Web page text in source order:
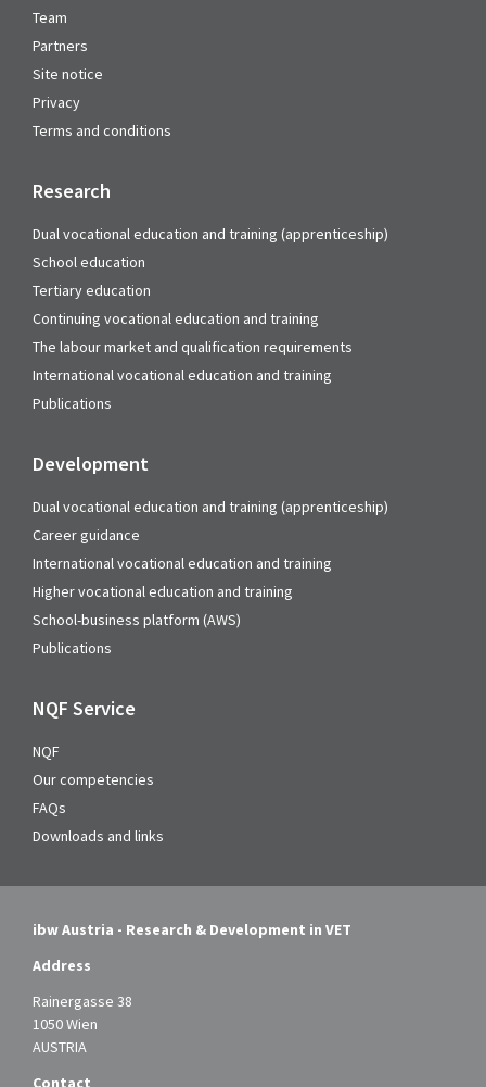
Team
Partners
Site notice
Privacy
Terms and conditions
Research
Dual vocational education and training (apprenticeship)
School education
Tertiary education
Continuing vocational education and training
The labour market and qualification requirements
International vocational education and training
Publications
Development
Dual vocational education and training (apprenticeship)
Career guidance
International vocational education and training
Higher vocational education and training
School-business platform (AWS)
Publications
NQF Service
NQF
Our competencies
FAQs
Downloads and links
ibw Austria - Research & Development in VET
Address
Rainergasse 38
1050 Wien
AUSTRIA
Contact